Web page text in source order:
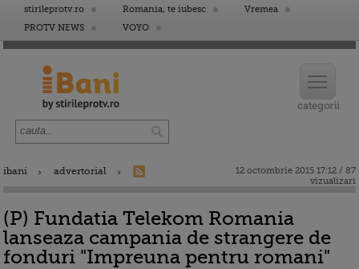
stirileprotv.ro Romania, te iubesc
Vremea
PROTV NEWS
VOYO
ibani advertorial
12 octombrie 2015 17:12 / 87
vizualizari
(P) Fundatia Telekom Romania
lanseaza campania de strangere de
fonduri "Impreuna pentru romani"